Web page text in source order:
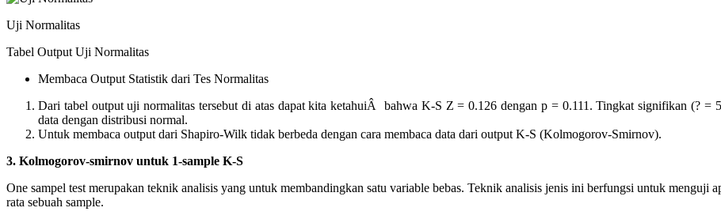
Uji Normalitas
Tabel Output Uji Normalitas
Membaca Output Statistik dari Tes Normalitas
Dari tabel output uji normalitas tersebut di atas dapat kita ketahuiÂ bahwa K-S Z = 0.126 dengan p = 0.111. Tingkat signifikan (? =
data dengan distribusi normal.
Untuk membaca output dari Shapiro-Wilk tidak berbeda dengan cara membaca data dari output K-S (Kolmogorov-Smirnov).
3. Kolmogorov-smirnov untuk 1-sample K-S
One sampel test merupakan teknik analisis yang untuk membandingkan satu variable bebas. Teknik analisis jenis ini berfungsi untuk menguji
rata sebuah sample.